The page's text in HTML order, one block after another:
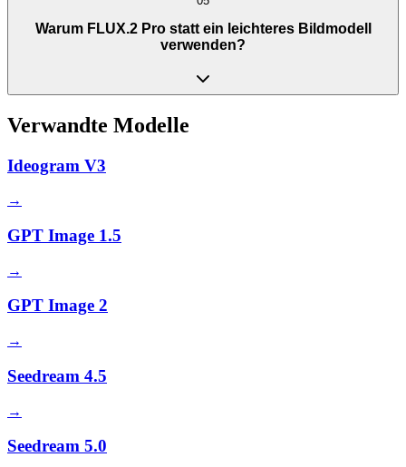
Warum FLUX.2 Pro statt ein leichteres Bildmodell
verwenden?
Verwandte Modelle
Ideogram V3
→
GPT Image 1.5
→
GPT Image 2
→
Seedream 4.5
→
Seedream 5.0